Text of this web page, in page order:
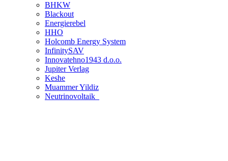
BHKW
Blackout
Energierebel
HHO
Holcomb Energy System
InfinitySAV
Innovatehno1943 d.o.o.
Jupiter Verlag
Keshe
Muammer Yildiz
Neutrinovoltaik